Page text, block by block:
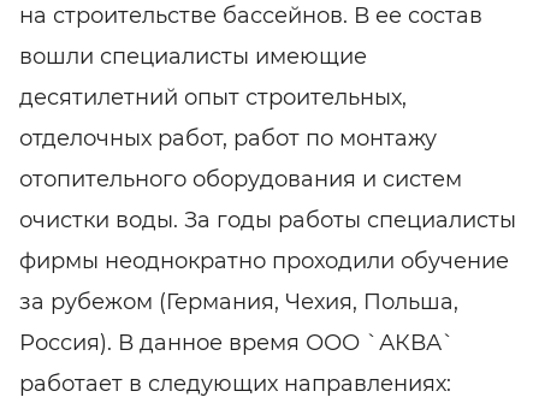
на строительстве бассейнов. В ее состав
вошли специалисты имеющие
десятилетний опыт строительных,
отделочных работ, работ по монтажу
отопительного оборудования и систем
очистки воды. За годы работы специалисты
фирмы неоднократно проходили обучение
за рубежом (Германия, Чехия, Польша,
Россия). В данное время ООО `АКВА`
работает в следующих направлениях: